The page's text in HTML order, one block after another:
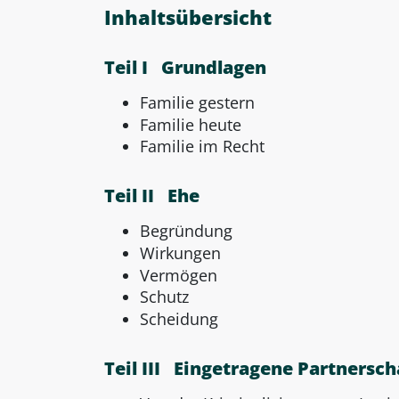
Inhaltsübersicht
Teil I Grundlagen
Familie gestern
Familie heute
Familie im Recht
Teil II Ehe
Begründung
Wirkungen
Vermögen
Schutz
Scheidung
Teil III Eingetragene